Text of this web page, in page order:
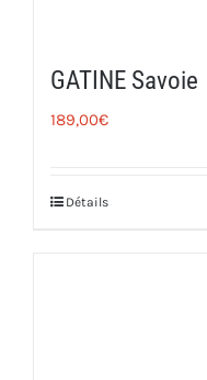
GATINE Savoie
189,00€
Détails